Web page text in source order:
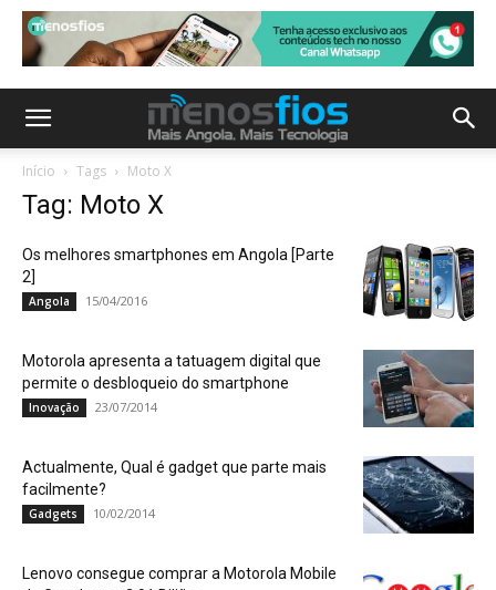
Início Tags Moto X
Tag: Moto X
Os melhores smartphones em Angola [Parte
2]
Angola 15/04/2016
Motorola apresenta a tatuagem digital que
permite o desbloqueio do smartphone
Inovação 23/07/2014
Actualmente, Qual é gadget que parte mais
facilmente?
Gadgets 10/02/2014
Lenovo consegue comprar a Motorola Mobile